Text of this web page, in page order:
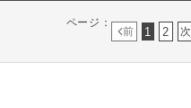
ページ：
前 1 2 次